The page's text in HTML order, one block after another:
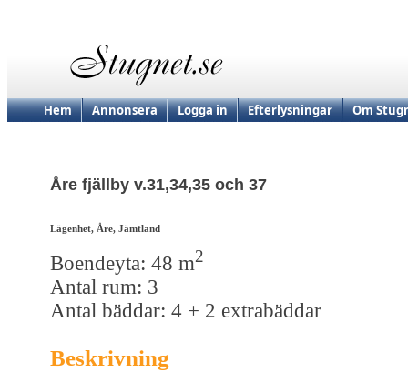
Hem Annonsera Logga in Efterlysningar Om
Åre fjällby v.31,34,35 och 37
Lägenhet, Åre, Jämtland
Boendeyta: 48 m2
Antal rum: 3
Antal bäddar: 4 + 2 extrabäddar
Beskrivning